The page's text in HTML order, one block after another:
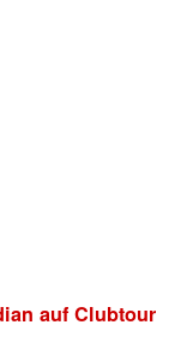
auf Clubtour